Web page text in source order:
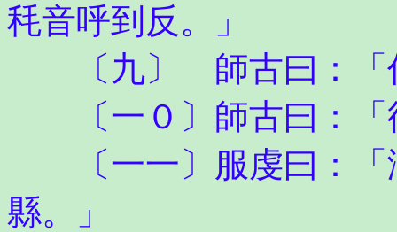
秏音呼到反。」
〔九〕 師古曰：「
〔一０〕師古曰：「
〔一一〕服虔曰：「
縣。」